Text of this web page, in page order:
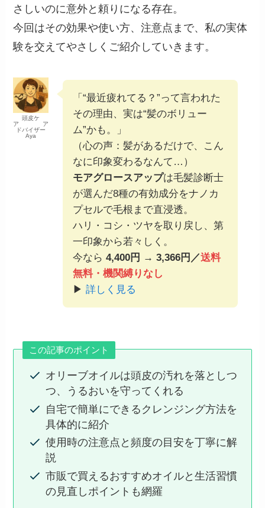
さしいのに意外と頼りになる存在。
今回はその効果や使い方、注意点まで、私の実体
験を交えてやさしくご紹介していきます。
頭皮ケ
ア ア
ドバイザー
Aya
「“最近疲れてる？”って言われた
その理由、実は“髪のボリュー
ム”かも。」
（心の声：髪があるだけで、こん
なに印象変わるなんて…）
モアグロースアップは毛髪診断士
が選んだ8種の有効成分をナノカ
プセルで毛根まで直浸透。
ハリ・コシ・ツヤを取り戻し、第
一印象から若々しく。
今なら4,400円 → 3,366円／送料
無料・機関縛りなし
▶詳しく見る
この記事のポイント
オリーブオイルは頭皮の汚れを落としつ
つ、うるおいを守ってくれる
自宅で簡単にできるクレンジング方法を
具体的に紹介
使用時の注意点と頻度の目安を丁寧に解
説
市販で買えるおすすめオイルと生活習慣
の見直しポイントも網羅